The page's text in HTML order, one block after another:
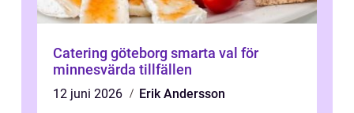
Catering göteborg smarta val för
minnesvärda tillfällen
12 juni 2026
Erik Andersson